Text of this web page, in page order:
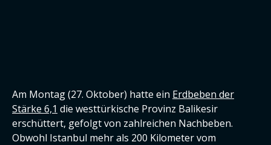
Am Montag (27. Oktober) hatte ein Erdbeben der
Stärke 6,1 die westtürkische Provinz Balikesir
erschüttert, gefolgt von zahlreichen Nachbeben.
Obwohl Istanbul mehr als 200 Kilometer vom